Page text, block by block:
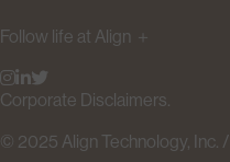
Follow life at Align ＋
Corporate Disclaimers.
© 2025 Align Technology, Inc. /